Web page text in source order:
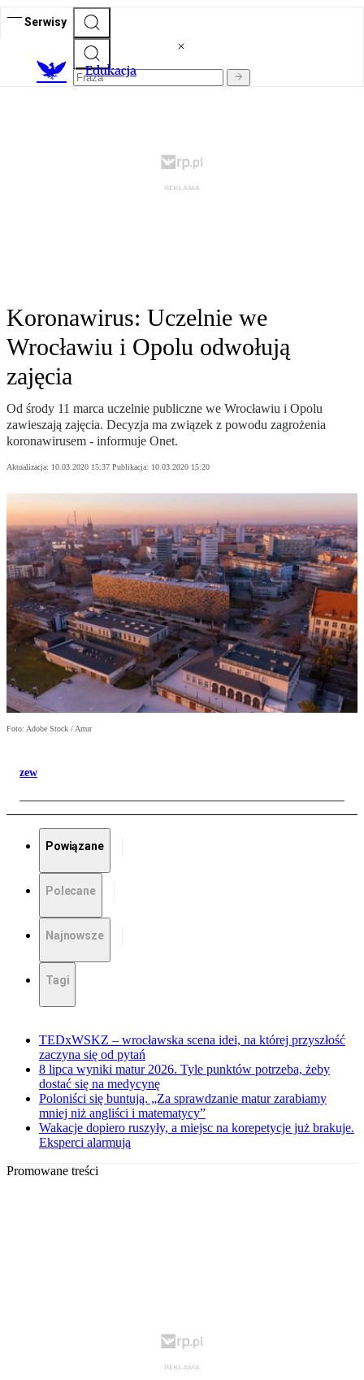
Serwisy
Edukacja
Koronawirus: Uczelnie we
Wrocławiu i Opolu odwołują
zajęcia
Od środy 11 marca uczelnie publiczne we Wrocławiu i Opolu
zawieszają zajęcia. Decyzja ma związek z powodu zagrożenia
koronawirusem - informuje Onet.
Aktualizacja: 10.03.2020 15:37 Publikacja: 10.03.2020 15:20
Foto: Adobe Stock / Artur
zew
Powiązane
Polecane
Najnowsze
Tagi
TEDxWSKZ – wrocławska scena idei, na której przyszłość
zaczyna się od pytań
8 lipca wyniki matur 2026. Tyle punktów potrzeba, żeby
dostać się na medycynę
Poloniści się buntują. „Za sprawdzanie matur zarabiamy
mniej niż angliści i matematycy”
Wakacje dopiero ruszyły, a miejsc na korepetycje już brakuje.
Eksperci alarmują
Promowane treści